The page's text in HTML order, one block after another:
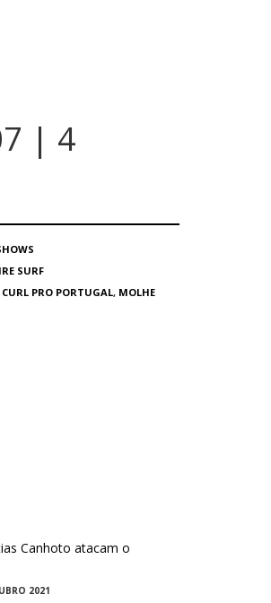
| 4
SURF
PRO PORTUGAL, MOLHE
2021